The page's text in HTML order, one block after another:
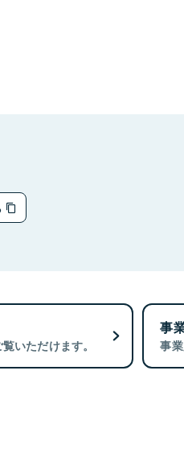
いただけます。
事
事